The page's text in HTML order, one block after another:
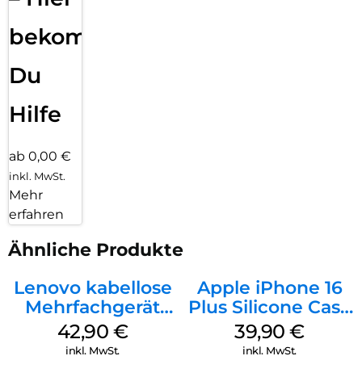
bekommst
Du
Hilfe
ab 0,00 €
inkl. MwSt.
Mehr
erfahren
Ähnliche Produkte
Lenovo kabellose
Mehrfachgerät
Luna Grey
42,90 €
inkl. MwSt.
Apple iPhone 16
Plus Silicone Case
MagSafe Plum
39,90€
inkl. MwSt.